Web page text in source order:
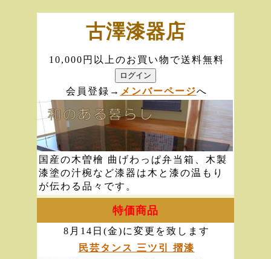
古澤漆器店
10,000円以上のお買い物で送料無料
会員登録→ メンバーページへ
国産の木曽檜 曲げわっぱ弁当箱、木製
漆塗の汁椀など漆器は木と漆の温もり
が伝わる品々です。
特価商品
8月14日(金)に変更を致します
民芸タンス 三ツ引 摺漆